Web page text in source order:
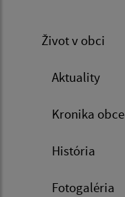
Život v obci
Aktuality
Kronika obce
História
Fotogaléria